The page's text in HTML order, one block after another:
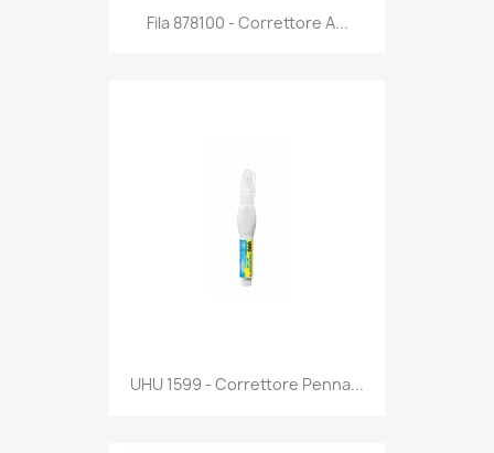
Anteprima
Fila 878100 - Correttore A...
Anteprima
UHU 1599 - Correttore Penna...